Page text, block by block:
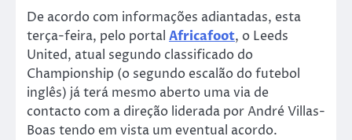
De acordo com informações adiantadas, esta
terça-feira, pelo portal Africafoot, o Leeds
United, atual segundo classificado do
Championship (o segundo escalão do futebol
inglês) já terá mesmo aberto uma via de
contacto com a direção liderada por André Villas-
Boas tendo em vista um eventual acordo.